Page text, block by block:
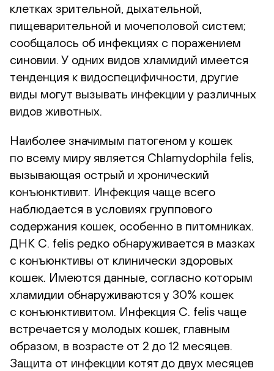
клетках зрительной, дыхательной,
пищеварительной и мочеполовой систем;
сообщалось об инфекциях с поражением
синовии. У одних видов хламидий имеется
тенденция к видоспецифичности, другие
виды могут вызывать инфекции у различных
видов животных.
Наиболее значимым патогеном у кошек
по всему миру является Chlamydophila felis,
вызывающая острый и хронический
конъюнктивит. Инфекция чаще всего
наблюдается в условиях группового
содержания кошек, особенно в питомниках.
ДНК C. felis редко обнаруживается в мазках
с конъюнктивы от клинически здоровых
кошек. Имеются данные, согласно которым
хламидии обнаруживаются у 30% кошек
с конъюнктивитом. Инфекция C. felis чаще
встречается у молодых кошек, главным
образом, в возрасте от 2 до 12 месяцев.
Защита от инфекции котят до двух месяцев